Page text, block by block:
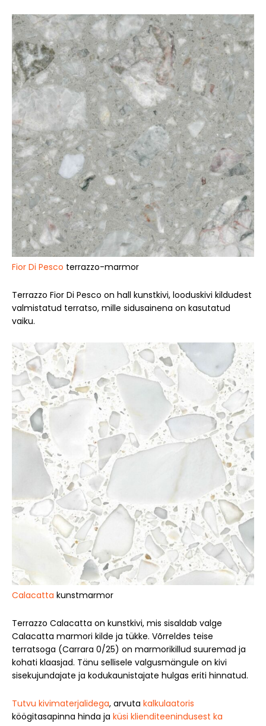
Fior Di Pesco terrazzo-marmor
Terrazzo Fior Di Pesco on hall kunstkivi, looduskivi kildudest
valmistatud terratso, mille sidusainena on kasutatud
vaiku.
Calacatta kunstmarmor
Terrazzo Calacatta on kunstkivi, mis sisaldab valge
Calacatta marmori kilde ja tükke. Võrreldes teise
terratsoga (Carrara 0/25) on marmorikillud suuremad ja
kohati klaasjad. Tänu sellisele valgusmängule on kivi
sisekujundajate ja kodukaunistajate hulgas eriti hinnatud.
Tutvu kivimaterjalidega, arvuta kalkulaatoris
köögitasapinna hinda ja küsi klienditeenindusest ka